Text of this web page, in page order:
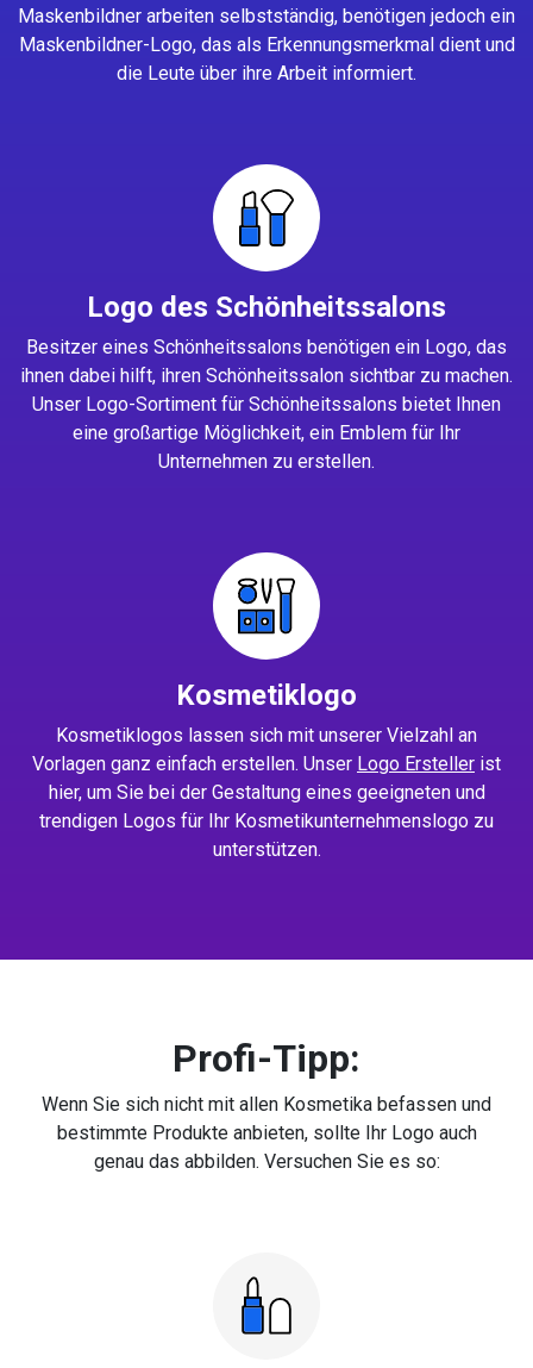
Maskenbildner arbeiten selbstständig, benötigen jedoch ein
Maskenbildner-Logo, das als Erkennungsmerkmal dient und
die Leute über ihre Arbeit informiert.
Logo des Schönheitssalons
Besitzer eines Schönheitssalons benötigen ein Logo, das
ihnen dabei hilft, ihren Schönheitssalon sichtbar zu machen.
Unser Logo-Sortiment für Schönheitssalons bietet Ihnen
eine großartige Möglichkeit, ein Emblem für Ihr
Unternehmen zu erstellen.
Kosmetiklogo
Kosmetiklogos lassen sich mit unserer Vielzahl an
Vorlagen ganz einfach erstellen. Unser Logo Ersteller ist
hier, um Sie bei der Gestaltung eines geeigneten und
trendigen Logos für Ihr Kosmetikunternehmenslogo zu
unterstützen.
Profi-Tipp:
Wenn Sie sich nicht mit allen Kosmetika befassen und
bestimmte Produkte anbieten, sollte Ihr Logo auch
genau das abbilden. Versuchen Sie es so: